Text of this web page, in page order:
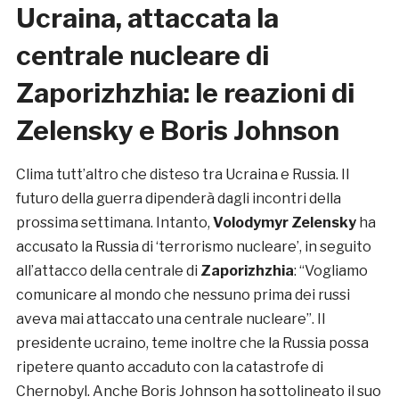
Ucraina, attaccata la
centrale nucleare di
Zaporizhzhia: le reazioni di
Zelensky e Boris Johnson
Clima tutt’altro che disteso tra Ucraina e Russia. Il
futuro della guerra dipenderà dagli incontri della
prossima settimana. Intanto, Volodymyr Zelenskyha
accusato la Russia di ‘terrorismo nucleare’, in seguito
all’attacco della centrale di Zaporizhzhia: “Vogliamo
comunicare al mondo che nessuno prima dei russi
aveva mai attaccato una centrale nucleare”. Il
presidente ucraino, teme inoltre che la Russia possa
ripetere quanto accaduto con la catastrofe di
Chernobyl. Anche Boris Johnson ha sottolineato il suo